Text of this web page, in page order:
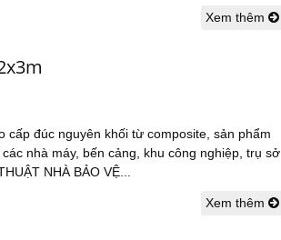
Xem thêm
cấp đúc nguyên khối từ composite, sản phẩm
nhà máy, bến cảng, khu công nghiệp, trụ sở
NHÀ BẢO VỆ...
Xem thêm